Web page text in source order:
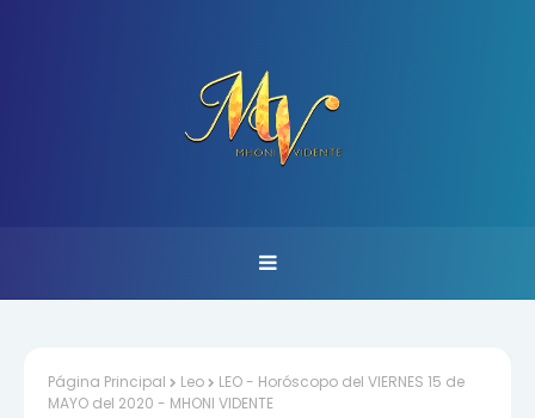
Página Principal Leo
LEO - Horóscopo del VIERNES 15 de
MAYO del 2020 - MHONI VIDENTE